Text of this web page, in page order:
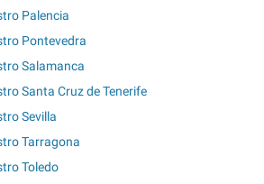
Palencia
Pontevedra
Salamanca
Santa Cruz de Tenerife
Sevilla
Tarragona
Toledo